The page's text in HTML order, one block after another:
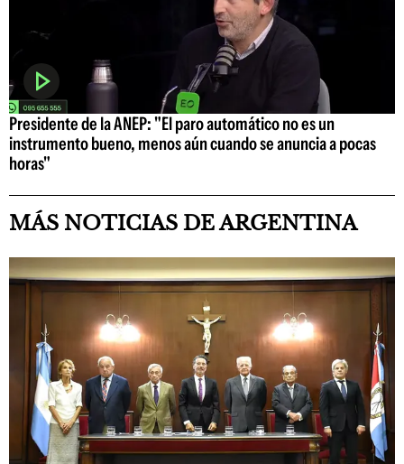
Presidente de la ANEP: "El paro automático no es un
instrumento bueno, menos aún cuando se anuncia a pocas
horas"
MÁS NOTICIAS DE ARGENTINA